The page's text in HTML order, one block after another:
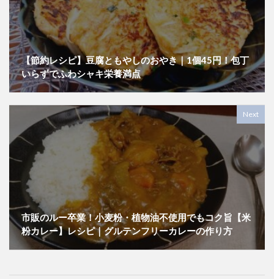
【節約レシピ】豆腐ともやしのおやき｜1個45円！包丁
いらずでふわシャキ栄養満点
Next
市販のルー卒業！小麦粉・植物油不使用でもコク旨【米
粉カレー】レシピ｜グルテンフリーカレーの作り方